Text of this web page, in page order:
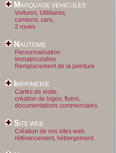
M ARQUAGE VEHICULES
Voitures, Utilitaires,
camions, cars,
2 roues
N AUTISME
Personnalisation
Immatriculation
Remplacement de la peinture
MPRIMERIE
Cartes de visite,
création de logos, flyers,
documentations commerciales.
S ITE WEB
Création de vos sites web,
référencement, hébergement.